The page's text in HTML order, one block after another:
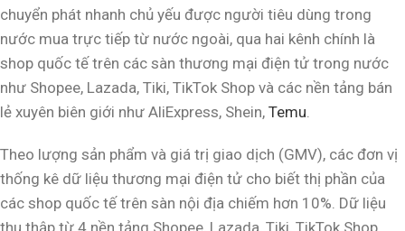
chuyển phát nhanh chủ yếu được người tiêu dùng trong
nước mua trực tiếp từ nước ngoài, qua hai kênh chính là
shop quốc tế trên các sàn thương mại điện tử trong nước
như Shopee, Lazada, Tiki, TikTok Shop và các nền tảng bán
lẻ xuyên biên giới như AliExpress, Shein, Temu
Theo lượng sản phẩm và giá trị giao dịch (GMV), các đơn vị
thống kê dữ liệu thương mại điện tử cho biết thị phần của
các shop quốc tế trên sàn nội địa chiếm hơn 10%. Dữ liệu
thu thập từ 4 nền tảng Shopee, Lazada, Tiki, TikTok Shop